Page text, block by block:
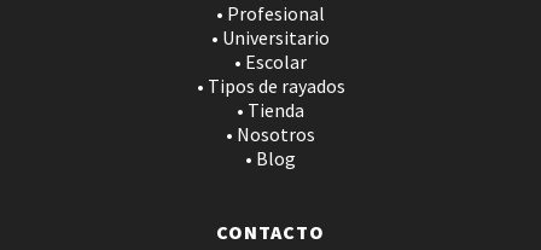
• Profesional
• Universitario
• Escolar
• Tipos de rayados
• Tienda
• Nosotros
• Blog
CONTACTO